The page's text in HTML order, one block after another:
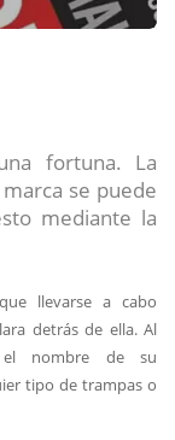
fortuna. La
se puede
mediante la
llevarse a cabo
detrás de ella. Al
el nombre de su
tipo de trampas o